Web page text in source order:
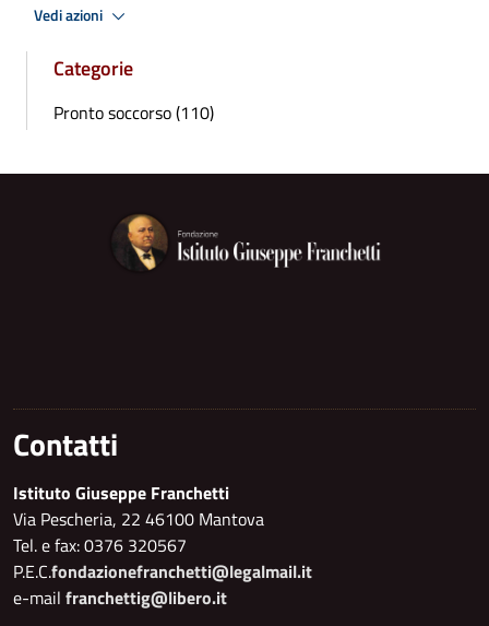
Vedi azioni
Categorie
Pronto soccorso (110)
Contatti
Istituto Giuseppe Franchetti
Via Pescheria, 22 46100 Mantova
Tel. e fax: 0376 320567
P.E.C.fondazionefranchetti@legalmail.it
e-mail franchettig@libero.it